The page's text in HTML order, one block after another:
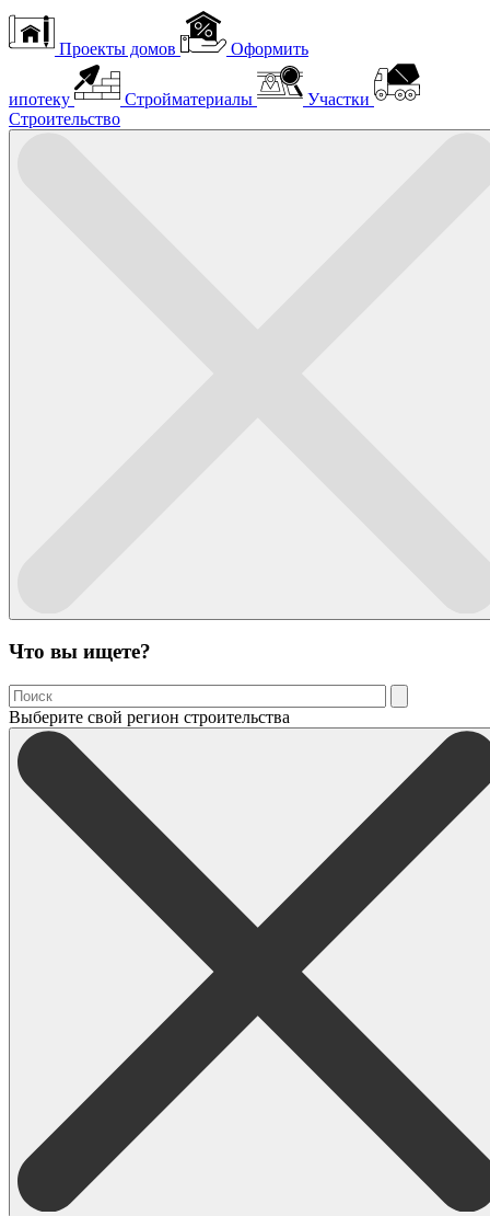
Проекты домов Оформить
ипотеку Стройматериалы
Участки
Строительство
Что вы ищете?
Выберите свой регион строительства